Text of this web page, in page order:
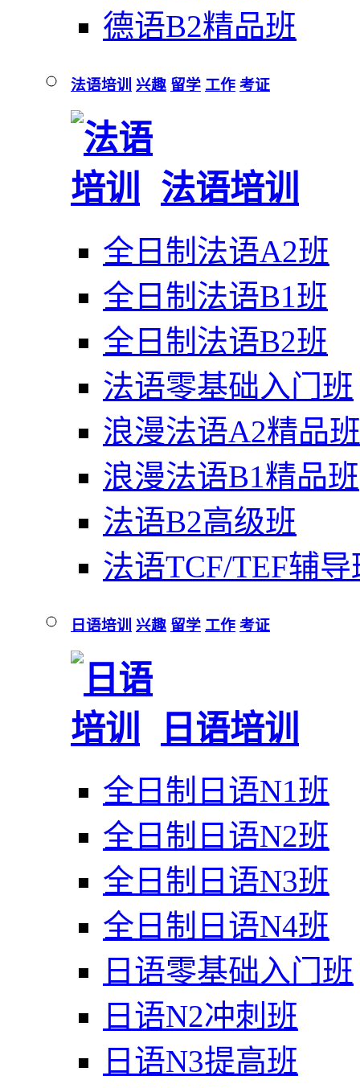
德语B2精品班
法语培训 兴趣 留学 工作 考证
法语培训
全日制法语A2班
全日制法语B1班
全日制法语B2班
法语零基础入门班
浪漫法语A2精品班
浪漫法语B1精品班
法语B2高级班
法语TCF/TEF辅导
日语培训 兴趣 留学 工作 考证
日语培训
全日制日语N1班
全日制日语N2班
全日制日语N3班
全日制日语N4班
日语零基础入门班
日语N2冲刺班
日语N3提高班